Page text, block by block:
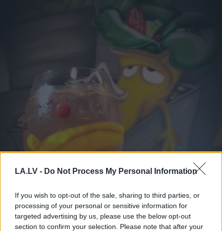
LA.LV - Do Not Process My Personal Information
If you wish to opt-out of the sale, sharing to third parties, or
processing of your personal or sensitive information for
targeted advertising by us, please use the below opt-out
section to confirm your selection. Please note that after your